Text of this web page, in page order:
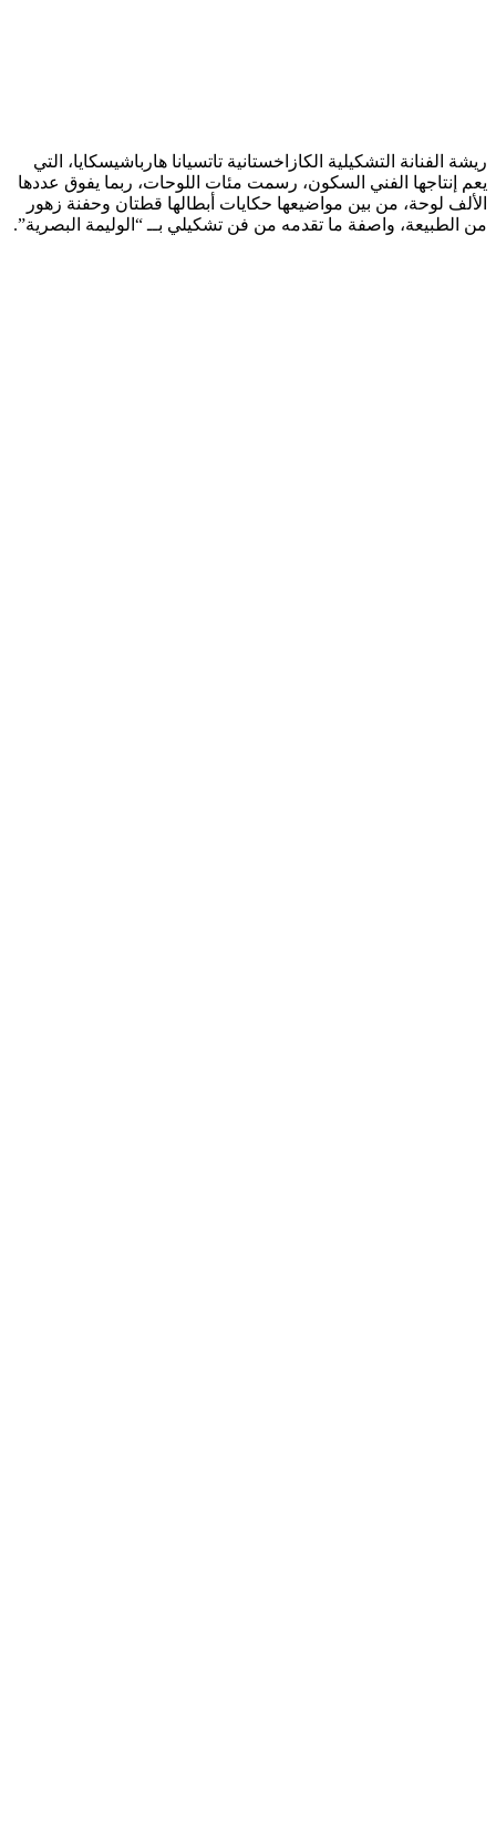
ريشة الفنانة التشكيلية الكازاخستانية تاتسيانا هارباشيسكايا، التي
يعم إنتاجها الفني السكون، رسمت مئات اللوحات، ربما يفوق عددها
الألف لوحة، من بين مواضيعها حكايات أبطالها قطتان وحفنة زهور
من الطبيعة، واصفة ما تقدمه من فن تشكيلي بــ “الوليمة البصرية”.